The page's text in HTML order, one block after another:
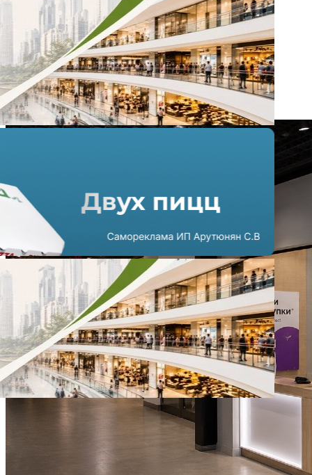
Маркетплейсы готовят
запуск сервисных хабов в
крупнейших ТЦ Москвы
25.06.2026 г. в 14:03
4 мин